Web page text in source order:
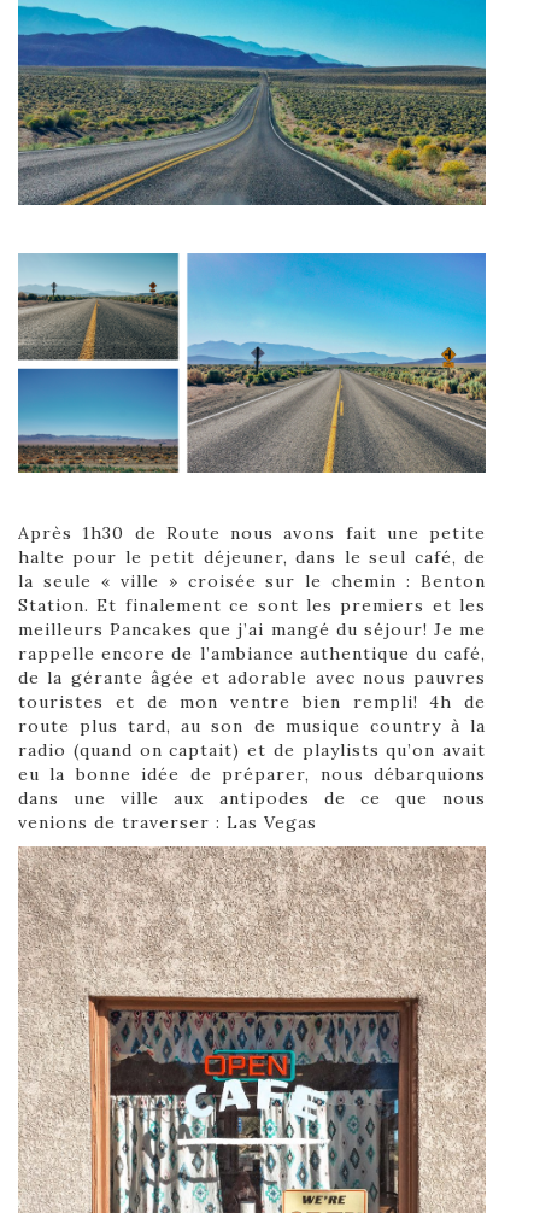
Après 1h30 de Route nous avons fait une petite
halte pour le petit déjeuner, dans le seul café, de
la seule « ville » croisée sur le chemin : Benton
Station. Et finalement ce sont les premiers et les
meilleurs Pancakes que j’ai mangé du séjour! Je me
rappelle encore de l’ambiance authentique du café,
de la gérante âgée et adorable avec nous pauvres
touristes et de mon ventre bien rempli! 4h de
route plus tard, au son de musique country à la
radio (quand on captait) et de playlists qu’on avait
eu la bonne idée de préparer, nous débarquions
dans une ville aux antipodes de ce que nous
venions de traverser : Las Vegas